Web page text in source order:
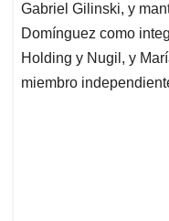
Gabriel Gilinski, y
Domínguez como
Holding y Nugil, y
miembro